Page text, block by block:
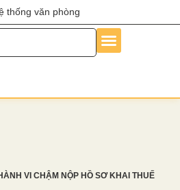
thống văn phòng
VI CHẬM NỘP HỒ SƠ KHAI THUẾ